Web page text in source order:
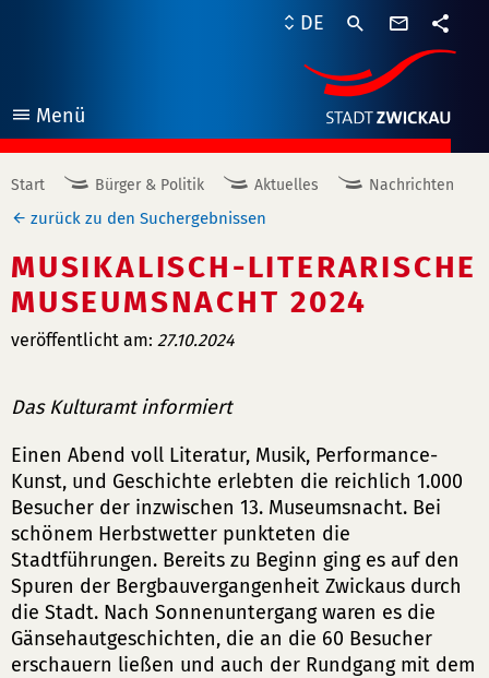
Menü
öffnen
DE
Start Bürger & Politik Aktuelles Nachrichten
zurück zu den Suchergebnissen
MUSIKALISCH-LITERARISCHE
MUSEUMSNACHT 2024
veröffentlicht am: 27.10.2024
Das Kulturamt informiert
Einen Abend voll Literatur, Musik, Performance-
Kunst, und Geschichte erlebten die reichlich 1.000
Besucher der inzwischen 13. Museumsnacht. Bei
schönem Herbstwetter punkteten die
Stadtführungen. Bereits zu Beginn ging es auf den
Spuren der Bergbauvergangenheit Zwickaus durch
die Stadt. Nach Sonnenuntergang waren es die
Gänsehautgeschichten, die an die 60 Besucher
erschauern ließen und auch der Rundgang mit dem